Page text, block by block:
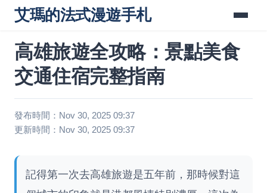
艾瑪的法式漫遊手札
高雄旅遊全攻略：景點美食
交通住宿完整指南
發布時間：Nov 30, 2025 09:37
更新時間：Nov 30, 2025 09:37
記得第一次去高雄旅遊是五年前，那時候對這